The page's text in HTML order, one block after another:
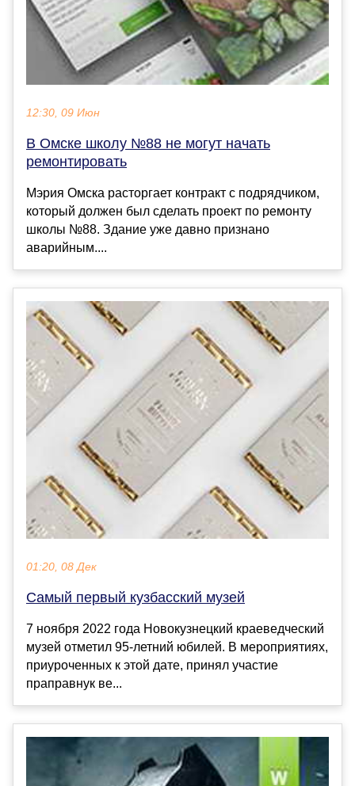
12:30, 09 Июн
В Омске школу №88 не могут начать
ремонтировать
Мэрия Омска расторгает контракт с подрядчиком,
который должен был сделать проект по ремонту
школы №88. Здание уже давно признано
аварийным....
01:20, 08 Дек
Самый первый кузбасский музей
7 ноября 2022 года Новокузнецкий краеведческий
музей отметил 95-летний юбилей. В мероприятиях,
приуроченных к этой дате, принял участие
праправнук ве...